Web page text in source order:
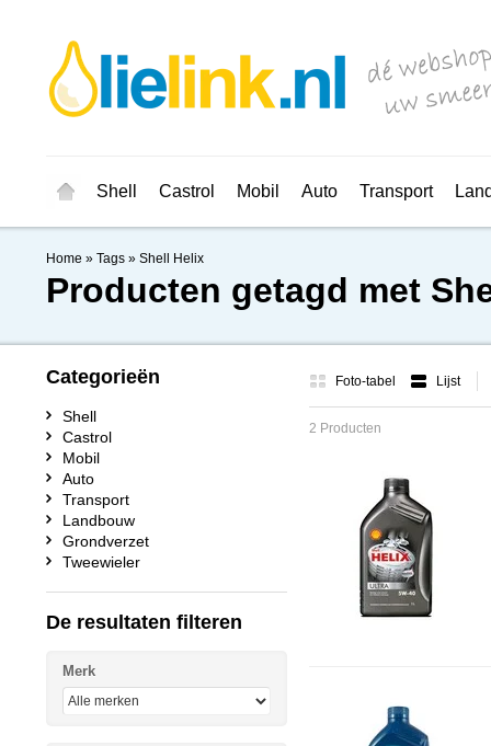
Shell Castrol Mobil Auto Transport
Home » Tags » Shell Helix
Producten getagd met
Foto-tabel Lijst
2 Producten
Categorieën
Shell
Castrol
Mobil
Auto
Transport
Landbouw
Grondverzet
Tweewieler
De resultaten filteren
Merk